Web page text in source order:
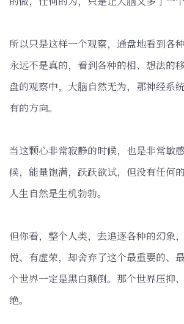
所以只是这样一个观察，通盘地看到各
永远不是真的，看到各种的相、想法的
盘的观察中，大脑自然无为，那神经系
有的方向。
当这颗心非常寂静的时候，也是非常敏
候，能量饱满，跃跃欲试，但没有任何
人生自然是生机勃勃。
但你看，整个人类，去追逐各种的幻象
悦、有虚荣，却舍弃了这个最重要的、
个世界一定是黑白颠倒。那个世界压抑
绝。